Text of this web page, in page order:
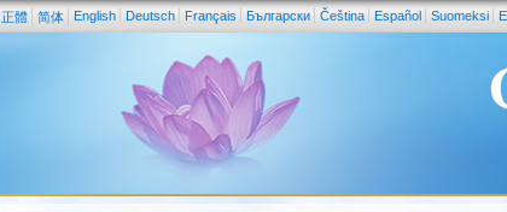
正體 简体 English Deutsch Français Български Čeština Español Suomeksi